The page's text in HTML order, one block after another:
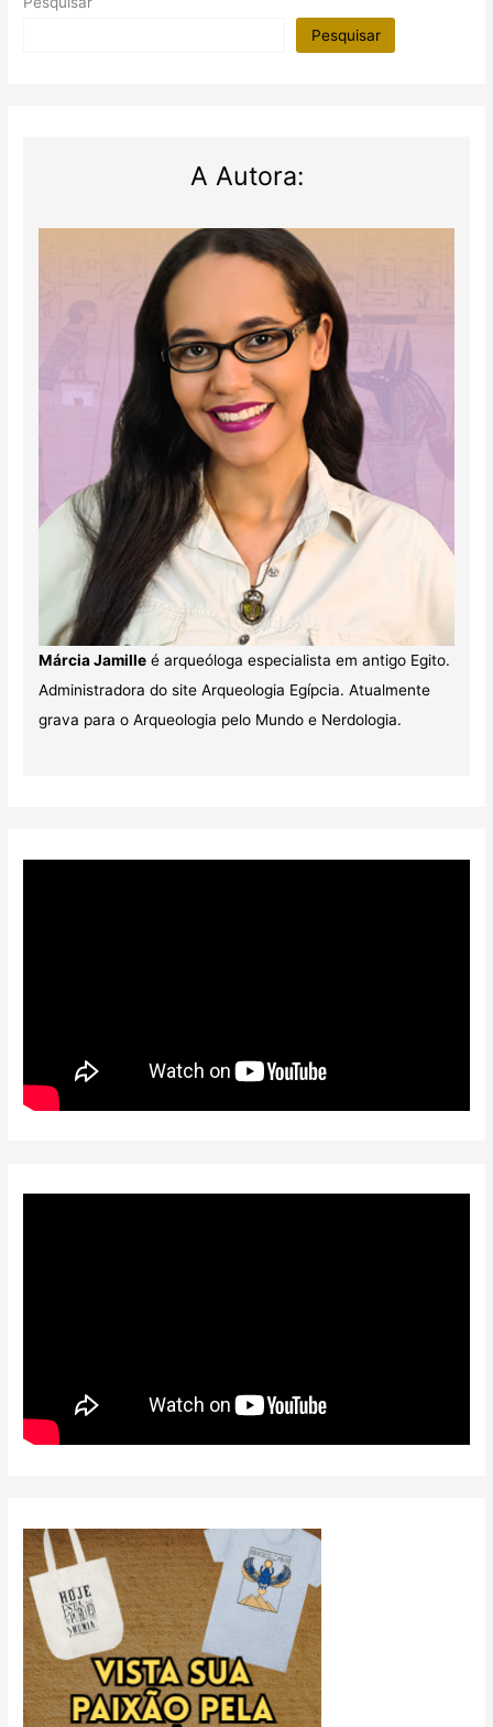
Pesquisar
A Autora:
Márcia Jamilleé arqueóloga especialista em antigo Egito.
Administradora do site Arqueologia Egípcia. Atualmente
grava para o Arqueologia pelo Mundo e Nerdologia.